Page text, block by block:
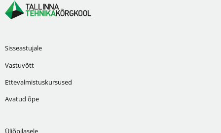
Sisseastujale
Vastuvõtt
Ettevalmistuskursused
Avatud õpe
Üliõpilasele